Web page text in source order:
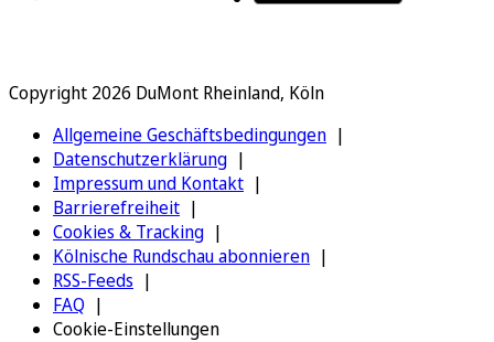
Copyright 2026 DuMont Rheinland, Köln
Allgemeine Geschäftsbedingungen
Datenschutzerklärung
Impressum und Kontakt
Barrierefreiheit
Cookies & Tracking
Kölnische Rundschau abonnieren
RSS-Feeds
FAQ
Cookie-Einstellungen